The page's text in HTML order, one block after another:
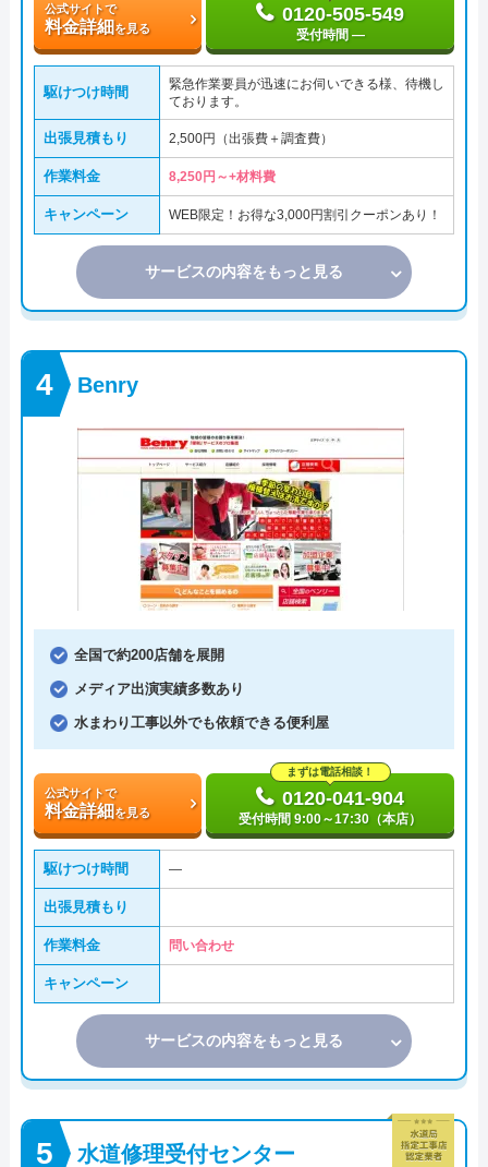
公式サイトで
料金詳細を見る
0120-505-549
受付時間 ―
駆けつけ時間
緊急作業要員が迅速にお伺いできる様、待機し
ております。
出張見積もり 2,500円（出張費＋調査費）
作業料金 8,250円～+材料費
キャンペーン WEB限定！お得な3,000円割引クーポンあり！
サービスの内容をもっと見る
Benry
全国で約200店舗を展開
メディア出演実績多数あり
水まわり工事以外でも依頼できる便利屋
公式サイトで
料金詳細を見る
まずは電話相談！
0120-041-904
受付時間 9:00～17:30（本店）
駆けつけ時間 ―
出張見積もり
作業料金 問い合わせ
キャンペーン
サービスの内容をもっと見る
水道修理受付センター